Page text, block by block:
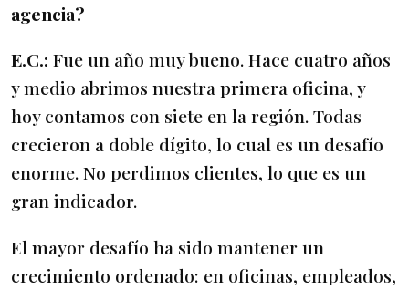
agencia?
E.C.: Fue un año muy bueno. Hace cuatro años
y medio abrimos nuestra primera oficina, y
hoy contamos con siete en la región. Todas
crecieron a doble dígito, lo cual es un desafío
enorme. No perdimos clientes, lo que es un
gran indicador.
El mayor desafío ha sido mantener un
crecimiento ordenado: en oficinas, empleados,